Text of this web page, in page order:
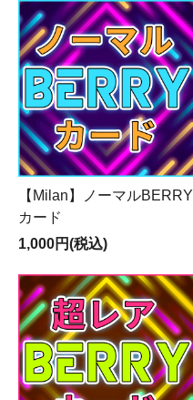
【Milan】ノーマルBERRY
カード
1,000円(税込)